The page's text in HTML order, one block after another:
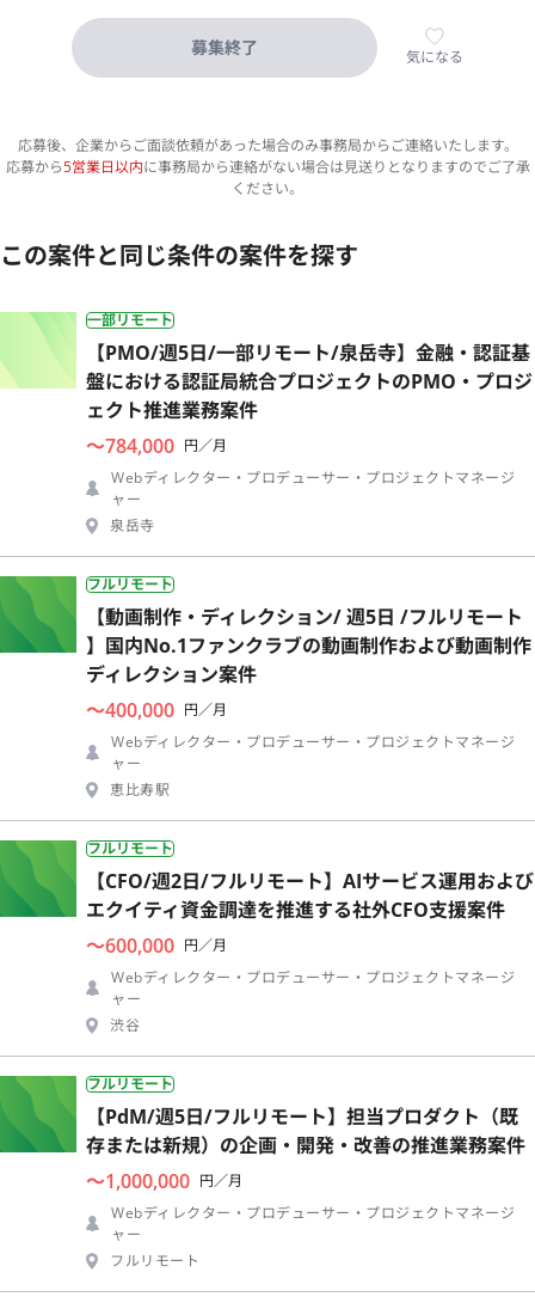
募集終了 気になる
応募後、企業からご面談依頼があった場合のみ事務局からご連絡いたします。
応募から5営業日以内に事務局から連絡がない場合は見送りとなりますのでご了承
ください。
この案件と同じ条件の案件を探す
一部リモート
【PMO/週5日/一部リモート/泉岳寺】金融・認証基
盤における認証局統合プロジェクトのPMO・プロジ
ェクト推進業務案件
〜784,000 円／月
Webディレクター・プロデューサー・プロジェクトマネージ
ャー
泉岳寺
フルリモート
【動画制作・ディレクション/ 週5日 /フルリモート
】国内No.1ファンクラブの動画制作および動画制作
ディレクション案件
〜400,000 円／月
Webディレクター・プロデューサー・プロジェクトマネージ
ャー
恵比寿駅
フルリモート
【CFO/週2日/フルリモート】AIサービス運用および
エクイティ資金調達を推進する社外CFO支援案件
〜600,000 円／月
Webディレクター・プロデューサー・プロジェクトマネージ
ャー
渋谷
フルリモート
【PdM/週5日/フルリモート】担当プロダクト（既
存または新規）の企画・開発・改善の推進業務案件
〜1,000,000 円／月
Webディレクター・プロデューサー・プロジェクトマネージ
ャー
フルリモート